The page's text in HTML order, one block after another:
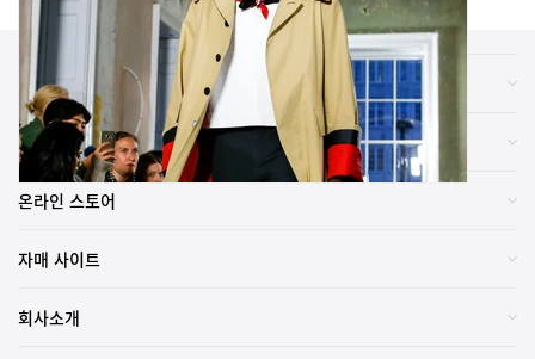
카테고리
브랜드
온라인 스토어
자매 사이트
회사소개